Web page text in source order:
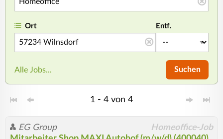
Ort Entf.
Alle Jobs... Suchen
1 - 4 von 4
EG Group Homeoffice-Job